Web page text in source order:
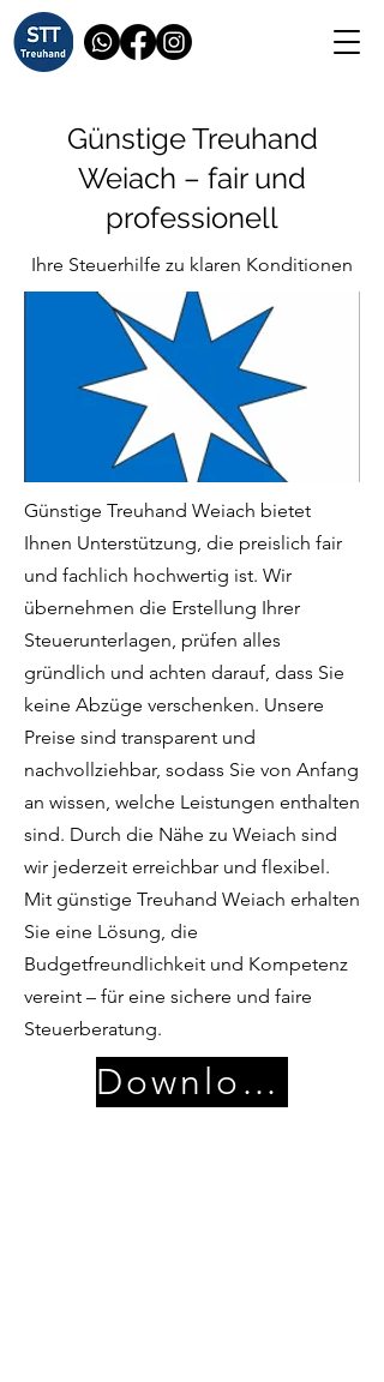
Günstige Treuhand
Weiach – fair und
professionell
Ihre Steuerhilfe zu klaren Konditionen
Günstige Treuhand Weiach bietet
Ihnen Unterstützung, die preislich fair
und fachlich hochwertig ist. Wir
übernehmen die Erstellung Ihrer
Steuerunterlagen, prüfen alles
gründlich und achten darauf, dass Sie
keine Abzüge verschenken. Unsere
Preise sind transparent und
nachvollziehbar, sodass Sie von Anfang
an wissen, welche Leistungen enthalten
sind. Durch die Nähe zu Weiach sind
wir jederzeit erreichbar und flexibel.
Mit günstige Treuhand Weiach erhalten
Sie eine Lösung, die
Budgetfreundlichkeit und Kompetenz
vereint – für eine sichere und faire
Steuerberatung.
Download